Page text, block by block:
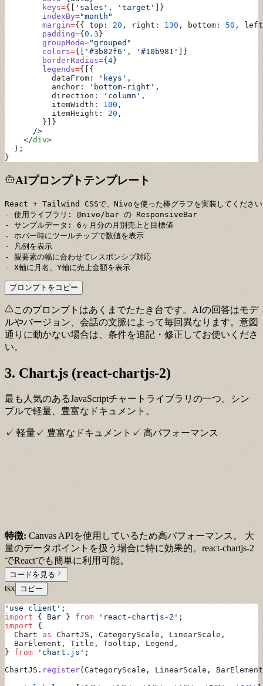
        keys
={[ 'sales' , 'target'
]}
        indexBy
="month"
        margin
={{ top: 20 , right: 130 , bottom: 50 ,
        padding
={ 0.3 }
        groupMode
="grouped"
        colors
={[ '#3b82f6' , '#10b981'
]}
        borderRadius
={ 4 }
        legends
={[{
          dataFrom:
'keys' ,
          anchor:
'bottom-right' ,
          direction:
'column' ,
          itemWidth:
100 ,
          itemHeight:
20 ,
        }]}
      />
    </
div>
  );
}
AIプロンプトテンプレート
React + Tailwind CSSで、Nivoを使った棒グラフを実装してくださ
- 使用ライブラリ: @nivo/bar の ResponsiveBar
- サンプルデータ: 6ヶ月分の月別売上と目標値
- ホバー時にツールチップで数値を表示
- 凡例を表示
- 親要素の幅に合わせてレスポンシブ対応
- X軸に月名、Y軸に売上金額を表示
プロンプトをコピー
このプロンプトはあくまでたたき台です。AIの回答はモデ
ルやバージョン、会話の文脈によって毎回異なります。意図
通りに動かない場合は、条件を追記・修正してお使いくださ
い。
3. Chart.js (react-chartjs-2)
最も人気のあるJavaScriptチャートライブラリの一つ。シン
プルで軽量、豊富なドキュメント。
✓ 軽量✓ 豊富なドキュメント ✓ 高パフォーマンス
特徴: Canvas APIを使用しているため高パフォーマンス。 大
量のデータポイントを扱う場合に特に効果的。react-chartjs-2
でReactでも簡単に利用可能。
コードを見る
tsx コピー
'use client' ;
import { Bar } from 'react-chartjs-2' ;
import {
  Chart
as ChartJS, CategoryScale, LinearScale,
  BarElement, Title, Tooltip, Legend,
} from 'chart.js' ;
ChartJS. register(CategoryScale, LinearScale,